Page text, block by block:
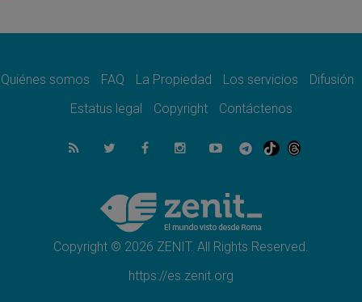
gracia reconciliación y esperanza
Cardenal Rossi: "La llegada del Papa León a
Argentina es un homenaje a Francisco"
06.08.2026
En Asís, León XIV invita a los jóvenes a
El cardenal Parolin en México: Toda la
sociedad necesita el mensaje del Evangelio
Quiénes somos FAQ La Propiedad Los servicios
Difusión
Estatus legal
Copyright Contáctenos
Copyright © 2026 ZENIT. All Rights Reserved.
https://es.zenit.org